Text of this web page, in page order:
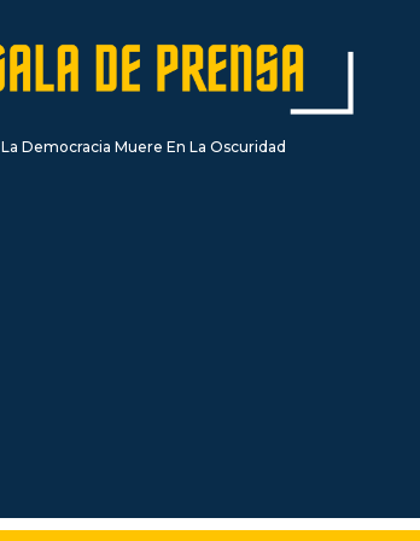
La Democracia Muere En La Oscuridad